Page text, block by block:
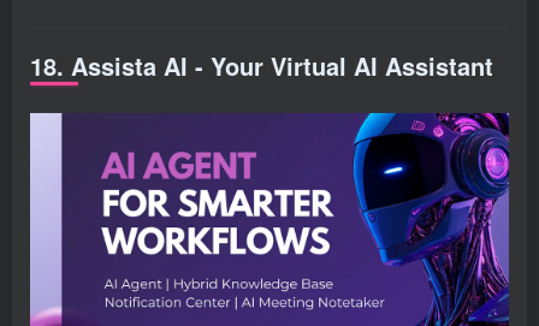
18. Assista AI - Your Virtual AI Assistant